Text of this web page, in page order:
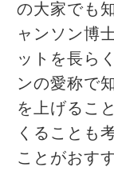
の大家でも
ャンソン博
ットを長ら
ンの愛称で
を上げるこ
くることも
ことがおす